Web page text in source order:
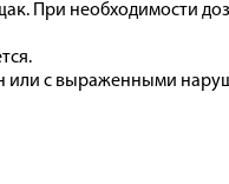
При необходимости
или с выраженными